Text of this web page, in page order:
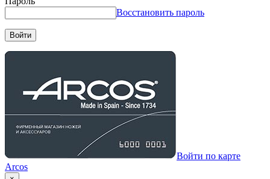
Восстановить пароль
Войти
Войти по карте
Arcos